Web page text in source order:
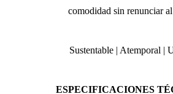
comodidad sin renunciar
Sustentable | Atemporal |
ESPECIFICACIONES